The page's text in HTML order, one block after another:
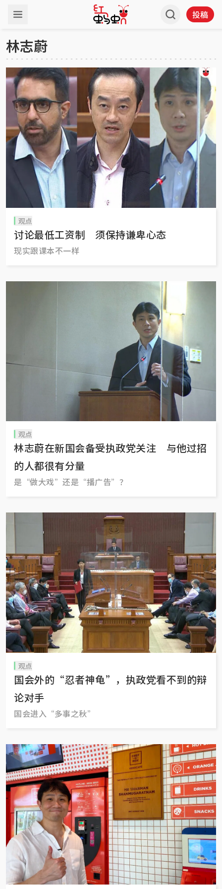
投稿
林志蔚
观点
讨论最低工资制 须保持谦卑心态
现实跟课本不一样
观点
林志蔚在新国会备受执政党关注 与他过招
的人都很有分量
是“做大戏”还是“播广告”？
观点
国会外的“忍者神龟”，执政党看不到的辩
论对手
国会进入“多事之秋”